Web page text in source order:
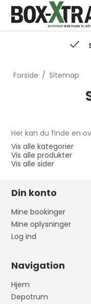
Forside / Sitemap
Her kan du finde en
Vis alle kategorier
Vis alle produkter
Vis alle sider
Din konto
Mine bookinger
Mine oplysninger
Log ind
Navigation
Hjem
Depotrum